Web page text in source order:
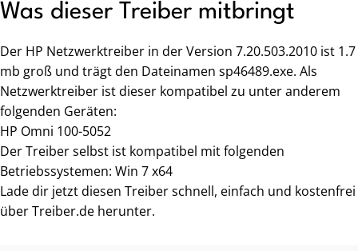
Was dieser Treiber mitbringt
Der HP Netzwerktreiber in der Version 7.20.503.2010 ist 1.7
mb groß und trägt den Dateinamen sp46489.exe. Als
Netzwerktreiber ist dieser kompatibel zu unter anderem
folgenden Geräten:
HP Omni 100-5052
Der Treiber selbst ist kompatibel mit folgenden
Betriebssystemen: Win 7 x64
Lade dir jetzt diesen Treiber schnell, einfach und kostenfrei
über Treiber.de herunter.